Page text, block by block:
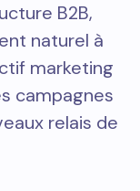
B2B,
naturel à
marketing
campagnes
relais de